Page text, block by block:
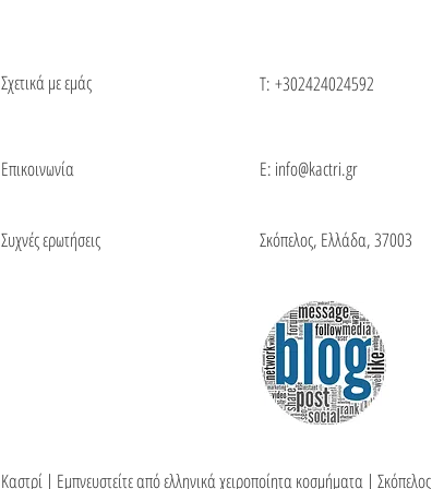
Σχετικά με εμάς
Επικοινωνία
Συχνές ερωτήσεις
Τ: +302424024592
Ε: info@kactri.gr
Σκόπελος, Ελλάδα, 37003
Καστρί | Εμπνευστείτε από ελληνικά χειροποίητα κοσμήματα | Σκόπελος